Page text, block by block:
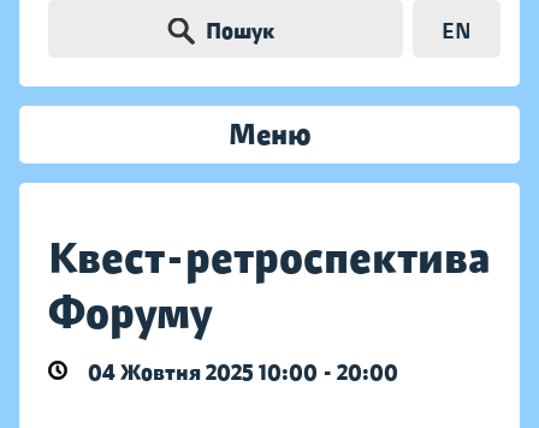
Пошук EN
Меню
Квест-ретроспектива
Форуму
04 Жовтня 2025 10:00 - 20:00